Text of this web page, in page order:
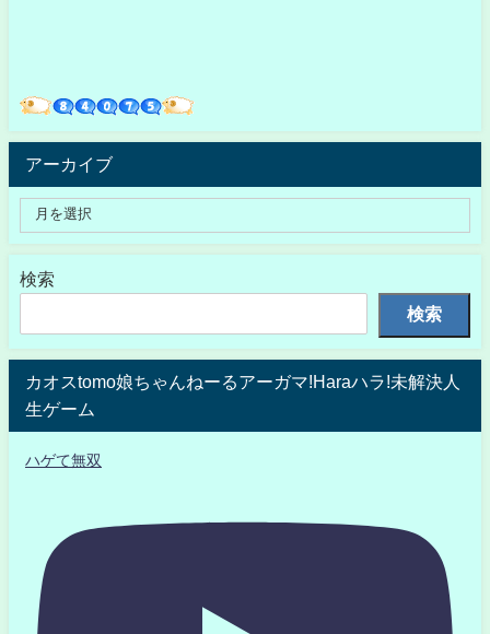
アーカイブ
検索
検索
カオスtomo娘ちゃんねーるアーガマ!Haraハラ!未解決人
生ゲーム
ハゲて無双